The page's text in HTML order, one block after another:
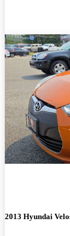
2013 Hyundai